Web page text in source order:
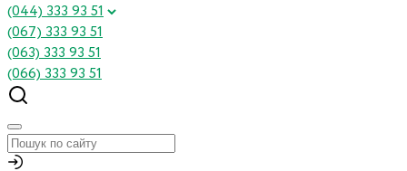
(044) 333 93 51
(067) 333 93 51
(063) 333 93 51
(066) 333 93 51